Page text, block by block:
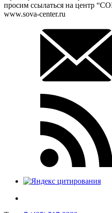
просим ссылаться на центр
www.sova-center.ru